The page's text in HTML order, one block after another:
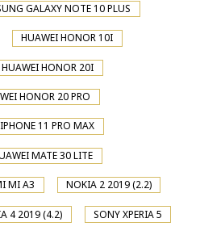
GALAXY NOTE 10 PLUS
HUAWEI HONOR 10I
HUAWEI HONOR 20I
HONOR 20 PRO
11 PRO MAX
MATE 30 LITE
MI A3 NOKIA 2 2019 (2.2)
4 2019 (4.2) SONY XPERIA 5